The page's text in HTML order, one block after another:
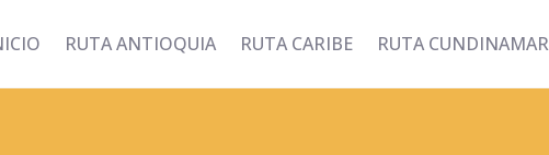
RUTA ANTIOQUIA RUTA CARIBE RUTA